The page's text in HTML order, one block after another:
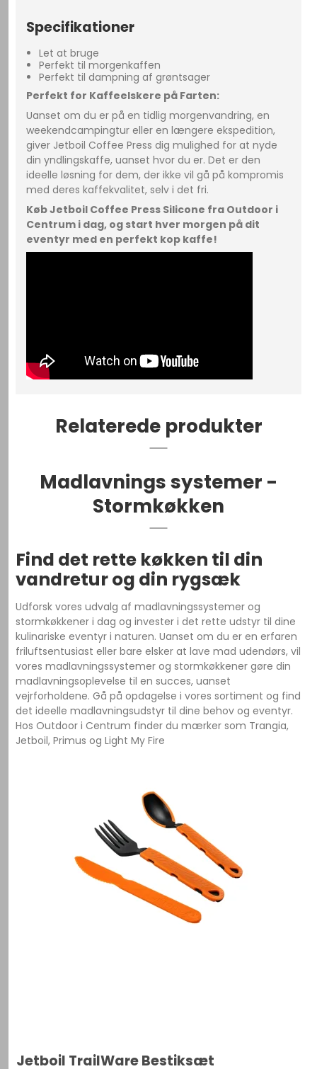
Specifikationer
Let at bruge
Perfekt til morgenkaffen
Perfekt til dampning af grøntsager
Perfekt for Kaffeelskere på Farten:
Uanset om du er på en tidlig morgenvandring, en
weekendcampingtur eller en længere ekspedition,
giver Jetboil Coffee Press dig mulighed for at nyde
din yndlingskaffe, uanset hvor du er. Det er den
ideelle løsning for dem, der ikke vil gå på kompromis
med deres kaffekvalitet, selv i det fri.
Køb Jetboil Coffee Press Silicone fra Outdoor i
Centrum i dag, og start hver morgen på dit
eventyr med en perfekt kop kaffe!
Relaterede produkter
Madlavnings systemer -
Stormkøkken
Find det rette køkken til din
vandretur og din rygsæk
Udforsk vores udvalg af madlavningssystemer og
stormkøkkener i dag og invester i det rette udstyr til dine
kulinariske eventyr i naturen. Uanset om du er en erfaren
friluftsentusiast eller bare elsker at lave mad udendørs, vil
vores madlavningssystemer og stormkøkkener gøre din
madlavningsoplevelse til en succes, uanset
vejrforholdene. Gå på opdagelse i vores sortiment og find
det ideelle madlavningsudstyr til dine behov og eventyr.
Hos Outdoor i Centrum finder du mærker som Trangia,
Jetboil, Primus og Light My Fire
Jetboil TrailWare Bestiksæt